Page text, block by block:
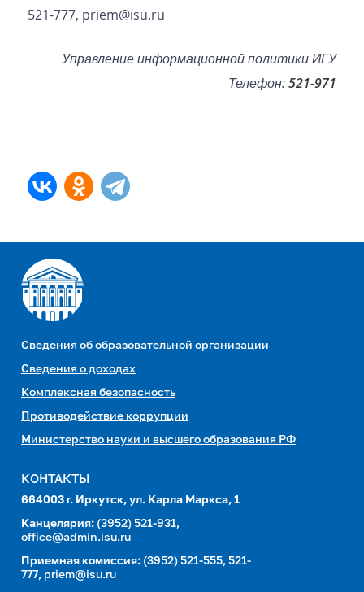
521-777, priem@isu.ru
Управление информационной политики ИГУ
Телефон:521-971
Сведения об образовательной организации
Сведения о доходах
Комплексная безопасность
Противодействие коррупции
Министерство науки и высшего образования РФ
КОНТАКТЫ
664003 г. Иркутск, ул. Карла Маркса, 1
Канцелярия: (3952) 521-931,
office@admin.isu.ru
Приемная комиссия: (3952) 521-555, 521-
777, priem@isu.ru